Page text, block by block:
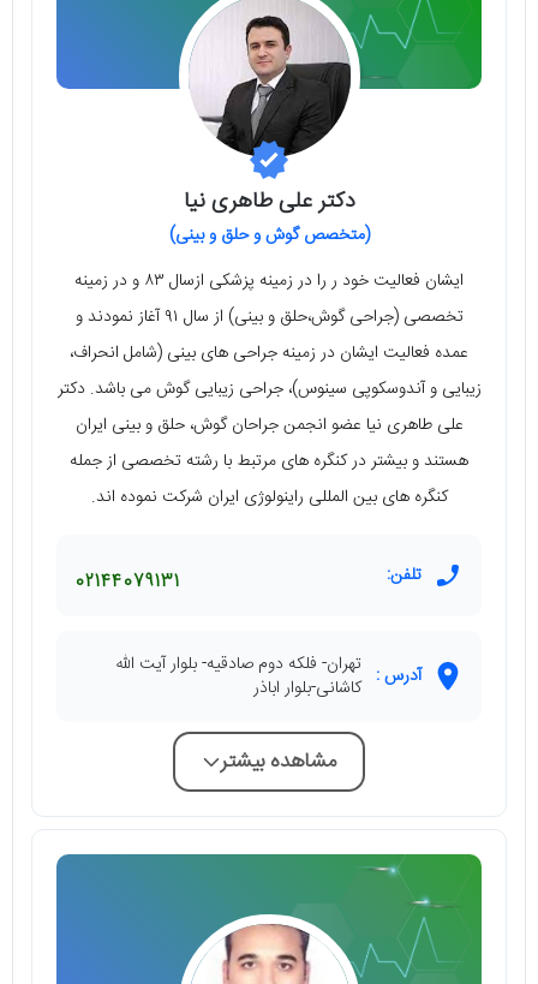
دکتر علی طاهری نیا
(متخصص گوش و حلق و بینی)
ایشان فعالیت خود ر را در زمینه پزشکی ازسال ۸۳ و در زمینه
تخصصی (جراحی گوش،حلق و بینی) از سال ۹۱ آغاز نمودند و
عمده فعالیت ایشان در زمینه جراحی های بینی (شامل انحراف،
زیبایی و آندوسکوپی سینوس)، جراحی زیبایی گوش می باشد. دکتر
علی طاهری نیا عضو انجمن جراحان گوش، حلق و بینی ایران
هستند و بیشتر در کنگره های مرتبط با رشته تخصصی از جمله
کنگره های بین المللی راینولوژی ایران شرکت نموده اند.
تلفن: 02144079131
آدرس : تهران- فلکه دوم صادقیه- بلوار آیت الله
کاشانی-بلوار اباذر
مشاهده بیشتر